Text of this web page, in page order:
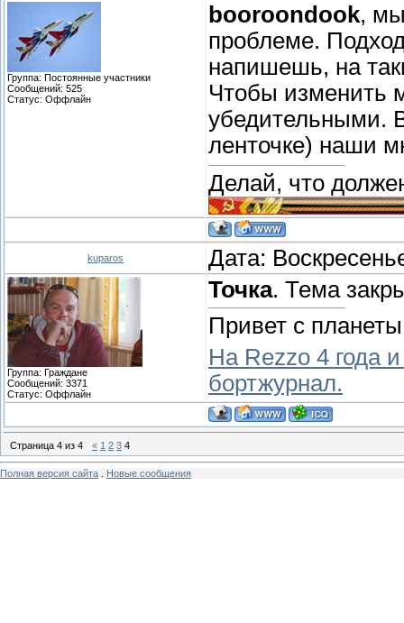
Группа: Постоянные участники
Сообщений: 525
Статус: Оффлайн
booroondook,
проблеме.
напишешь, на
Чтобы изменить
убедительными.
ленточке) наши
Делай, что
kuparos Дата:
Группа: Граждане
Сообщений: 3371
Статус: Оффлайн
Точка. Тема
Привет с
На Rezzo 4 года
бортжурнал.
Страница 4 из 4 « 1 2 3 4
Полная версия сайта Новые сообщения